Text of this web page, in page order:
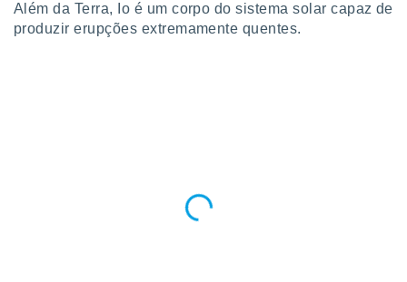
Além da Terra, Io é um corpo do sistema solar capaz de
produzir erupções extremamente quentes.